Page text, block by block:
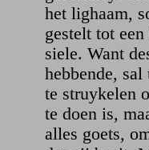
het lighaam,
gestelt tot
siele. Want
hebbende,
te struykelen
te doen is,
alles goets,